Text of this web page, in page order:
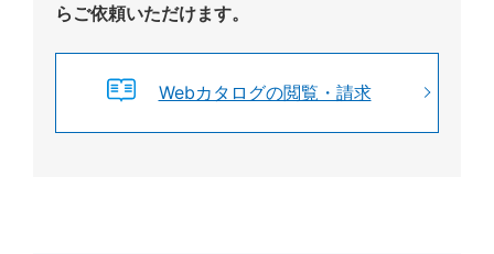
らご依頼いただけます。
Webカタログの閲覧・請求